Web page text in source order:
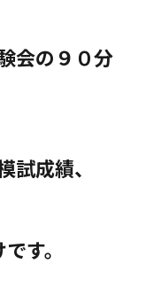
会の９０分
試成績、
す。